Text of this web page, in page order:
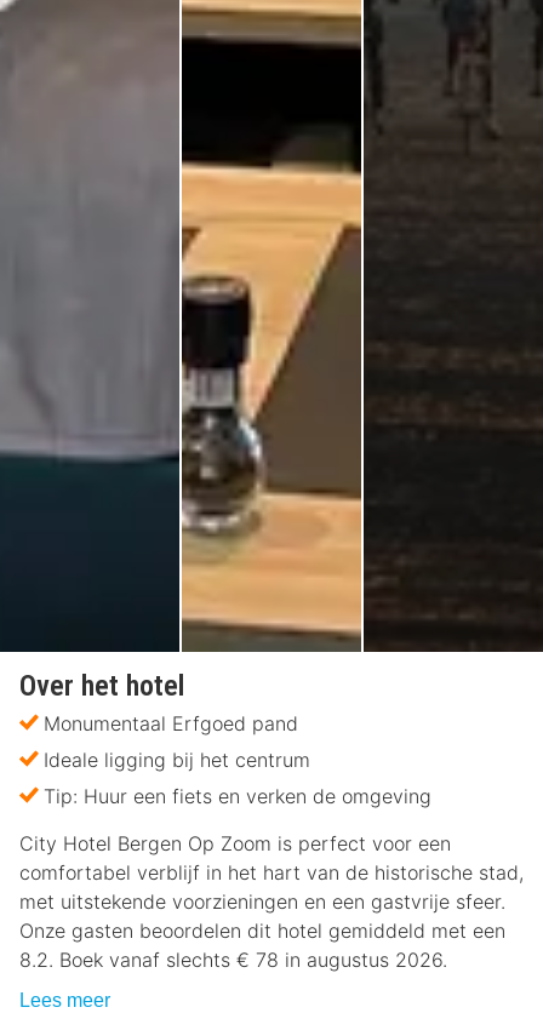
Over het hotel
Monumentaal Erfgoed pand
Ideale ligging bij het centrum
Tip: Huur een fiets en verken de omgeving
City Hotel Bergen Op Zoom is perfect voor een
comfortabel verblijf in het hart van de historische stad,
met uitstekende voorzieningen en een gastvrije sfeer.
Onze gasten beoordelen dit hotel gemiddeld met een
8.2. Boek vanaf slechts € 78 in augustus 2026.
Lees meer